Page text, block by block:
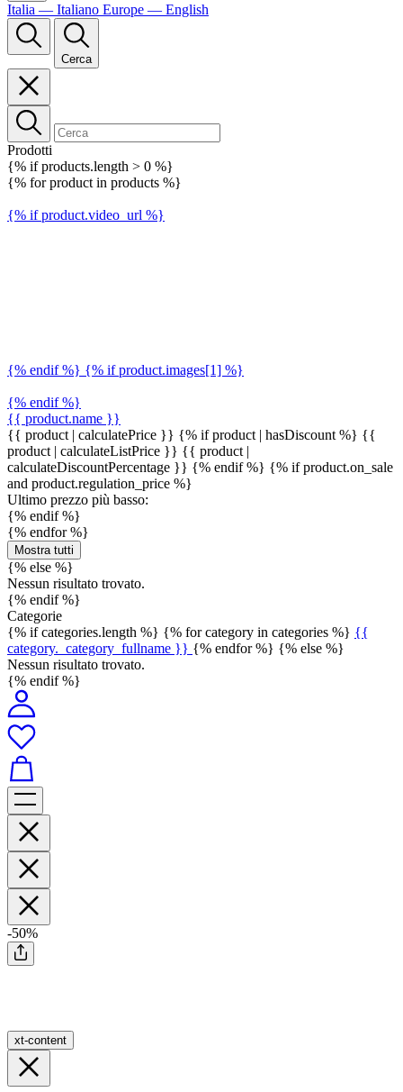
Italia — Italiano Europe — English
Cerca
Prodotti
{% if products.length > 0 %}
{% for product in products %}
{% if product.video_url %}
{% endif %} {% if product.images[1] %}
{% endif %}
{{ product.name }}
{{ product | calculatePrice }} {% if product | hasDiscount %} {{
product | calculateListPrice }} {{ product |
calculateDiscountPercentage }} {% endif %} {% if product.on_sale
and product.regulation_price %}
Ultimo prezzo più basso:
{% endif %}
{% endfor %}
Mostra tutti
{% else %}
Nessun risultato trovato.
{% endif %}
Categorie
{% if categories.length %} {% for category in categories %} {{
category._category_fullname }} {% endfor %} {% else %}
Nessun risultato trovato.
{% endif %}
-50%
xt-content